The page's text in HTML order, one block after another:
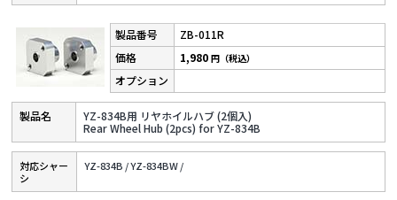
ZB-011R
YZ-834B用 リヤホイルハブ (2個入)
Rear Wheel Hub (2pcs) for YZ-834B
1,980円（税込）
対応シャー
シ
YZ-834B /YZ-834BW /